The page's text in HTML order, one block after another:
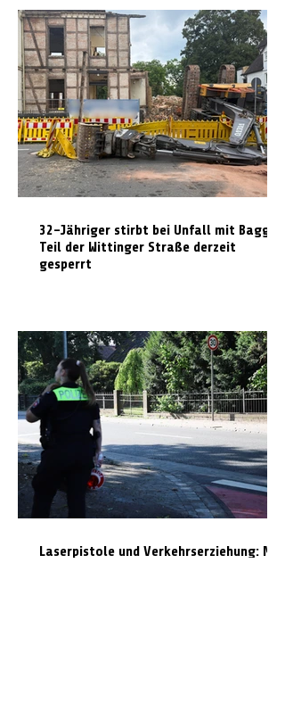
32-Jähriger stirbt bei Unfall mit Bagger:
Teil der Wittinger Straße derzeit
gesperrt
Laserpistole und Verkehrserziehung: Mit